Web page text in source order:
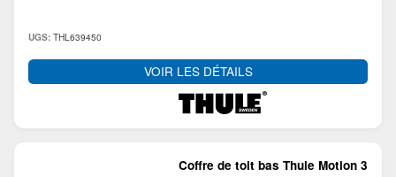
UGS: THL639450
VOIR LES DÉTAILS
Coffre de toit bas Thule Motion 3